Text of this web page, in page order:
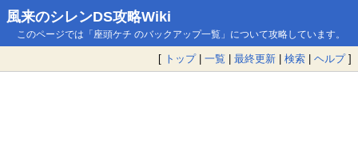
風来のシレンDS攻略Wiki
このページでは「座頭ケチ のバックアップ一覧」について攻略しています。
[ トップ| 一覧 | 最終更新 | 検索 | ヘルプ]